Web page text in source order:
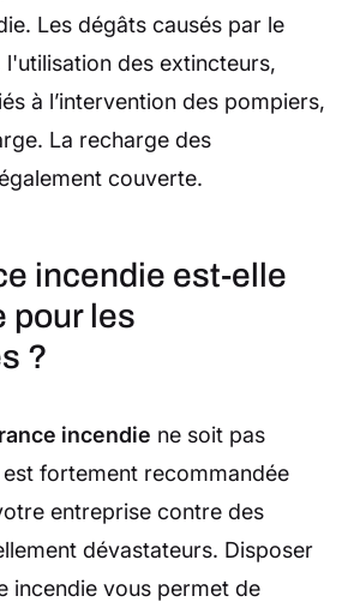
Les dégâts causés par le
l'utilisation des extincteurs,
à l’intervention des pompiers,
La recharge des
couverte.
incendie est-elle
pour les
?
incendie ne soit pas
fortement recommandée
entreprise contre des
dévastateurs. Disposer
incendie vous permet de